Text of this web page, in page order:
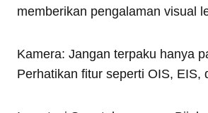
memberikan pengalaman visual
Kamera: Jangan terpaku hanya
Perhatikan fitur seperti OIS, EIS,